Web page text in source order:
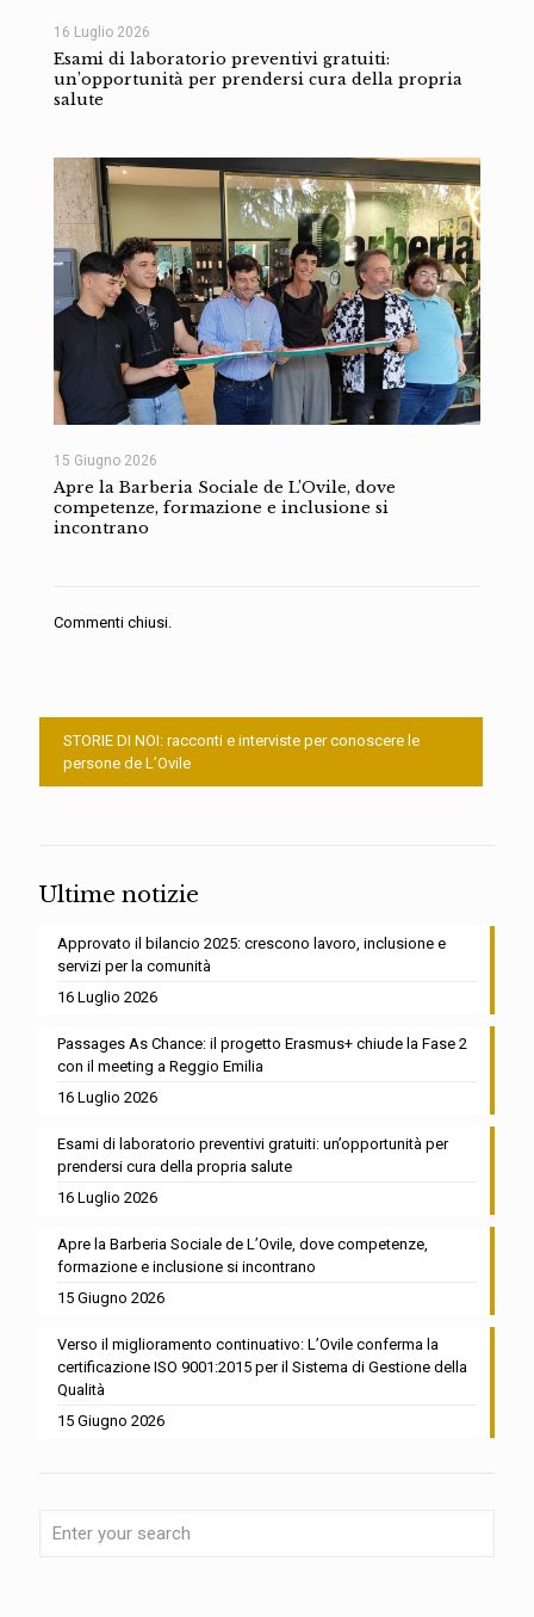
16 Luglio 2026
Esami di laboratorio preventivi gratuiti:
un’opportunità per prendersi cura della propria
salute
15 Giugno 2026
Apre la Barberia Sociale de L’Ovile, dove
competenze, formazione e inclusione si
incontrano
Commenti chiusi.
STORIE DI NOI: racconti e interviste per conoscere le
persone de L’Ovile
Ultime notizie
Approvato il bilancio 2025: crescono lavoro, inclusione e
servizi per la comunità
16 Luglio 2026
Passages As Chance: il progetto Erasmus+ chiude la Fase 2
con il meeting a Reggio Emilia
16 Luglio 2026
Esami di laboratorio preventivi gratuiti: un’opportunità per
prendersi cura della propria salute
16 Luglio 2026
Apre la Barberia Sociale de L’Ovile, dove competenze,
formazione e inclusione si incontrano
15 Giugno 2026
Verso il miglioramento continuativo: L’Ovile conferma la
certificazione ISO 9001:2015 per il Sistema di Gestione della
Qualità
15 Giugno 2026